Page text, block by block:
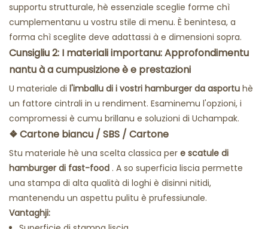
supportu strutturale, hè essenziale sceglie forme chì
cumplementanu u vostru stile di menu. È benintesa, a
forma chì sceglite deve adattassi à e dimensioni sopra.
Cunsigliu 2: I materiali importanu: Approfondimentu
nantu à a cumpusizione è e prestazioni
U materiale di l'imballu di i vostri hamburger da asportu hè
un fattore cintrali in u rendiment. Esaminemu l'opzioni, i
compromessi è cumu brillanu e soluzioni di Uchampak.
❖Cartone biancu / SBS / Cartone
Stu materiale hè una scelta classica per e scatule di
hamburger di fast-food . A so superficia liscia permette
una stampa di alta qualità di loghi è disinni nitidi,
mantenendu un aspettu pulitu è ​​prufessiunale.
Vantaghji: